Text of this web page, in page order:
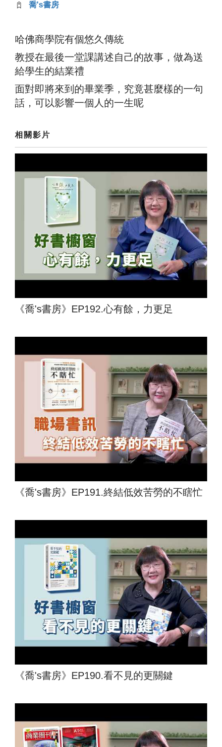
喬's書房
哈佛商學院有個悠久傳統
教授在最後一堂課講述自己的故事，做為送
給學生的結業禮
面對即將來到的畢業季，究竟甚麼樣的一句
話，可以影響一個人的一生呢
相關影片
《喬's書房》EP192.心有餘，力更足
《喬's書房》EP191.終結低效苦勞的不瞎忙
《喬's書房》EP190.看不見的更關鍵